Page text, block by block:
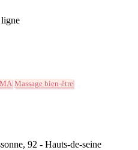
ligne
Massage bien-être
92 - Hauts-de-seine